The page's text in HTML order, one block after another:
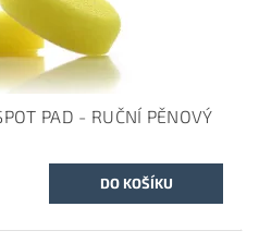
PAD - RUČNÍ PĚNOVÝ